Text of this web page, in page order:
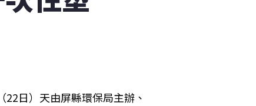
日）天由屏縣環保局主辦、